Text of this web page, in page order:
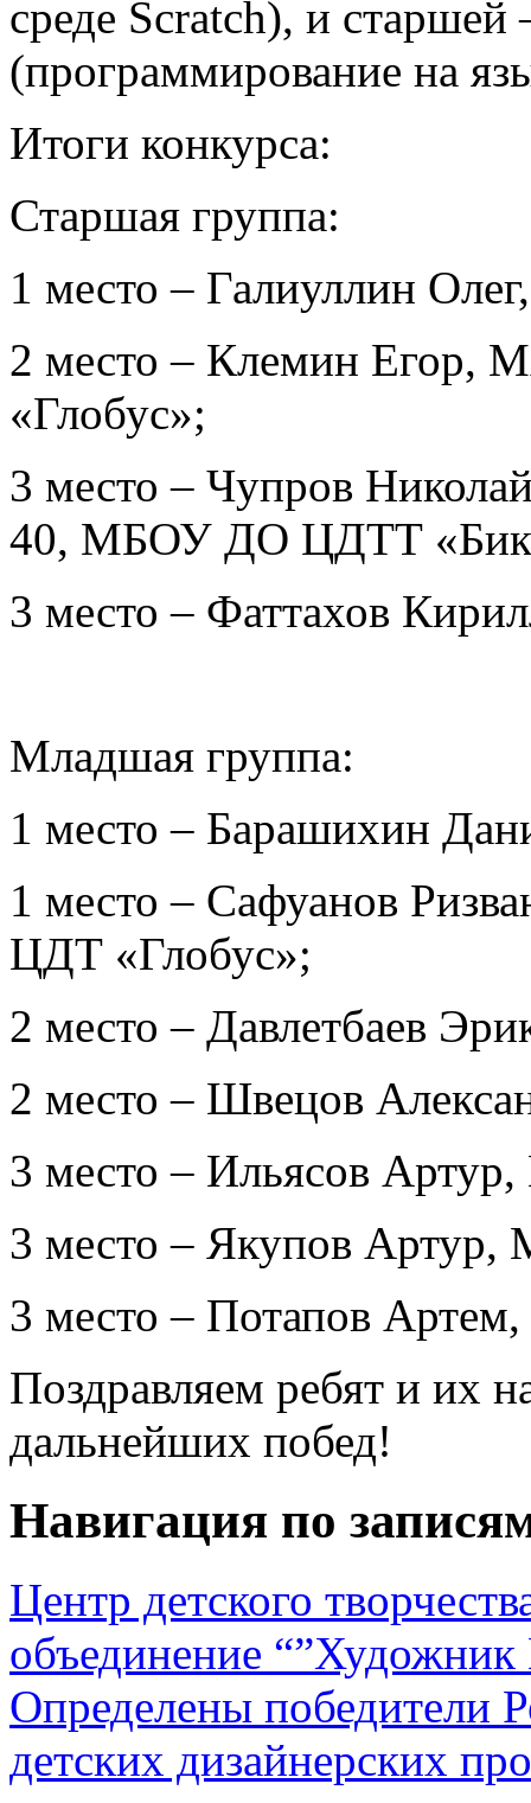
среде Scratch), и старшей
(программирование на
Итоги конкурса:
Старшая группа:
1 место – Галиуллин
2 место – Клемин
«Глобус»;
3 место – Чупров
40, МБОУ ДО ЦДТТ
3 место – Фаттахов
Младшая группа:
1 место – Барашихин
1 место – Сафуанов
ЦДТ «Глобус»;
2 место – Давлетбаев
2 место – Швецов
3 место – Ильясов
3 место – Якупов
3 место – Потапов
Поздравляем ребят и их
дальнейших побед!
Навигация по
Центр детского
объединение
Определены победители
детских дизайнерских